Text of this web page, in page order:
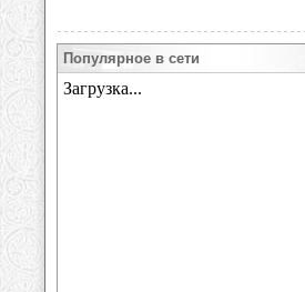
Популярное в сети